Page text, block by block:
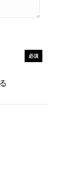
必須